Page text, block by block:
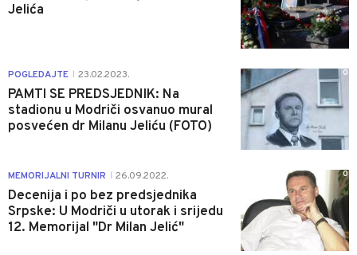
Jelića
POGLEDAJTE 23.02.2023.
PAMTI SE PREDSJEDNIK: Na
stadionu u Modriči osvanuo mural
posvećen dr Milanu Jeliću (FOTO)
0
MEMORIJALNI TURNIR 26.09.2022.
Decenija i po bez predsjednika
Srpske: U Modriči u utorak i srijedu
12. Memorijal "Dr Milan Jelić"
0